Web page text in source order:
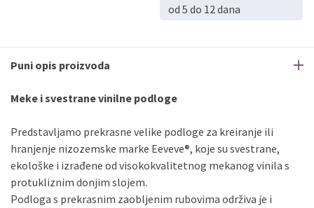
od 5 do 12 dana
Puni opis proizvoda
Meke i svestrane vinilne podloge
Predstavljamo prekrasne velike podloge za kreiranje ili
hranjenje nizozemske marke Eeveve®, koje su svestrane,
ekološke i izrađene od visokokvalitetnog mekanog vinila s
protukliznim donjim slojem.
Podloga s prekrasnim zaobljenim rubovima održiva je i